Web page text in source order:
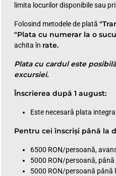
limita locurilor disponibile sau
Folosind metodele de plată
"Plata cu numerar la o
achita în rate.
Plata cu cardul este
excursiei.
Înscrierea după 1 august:
Este necesară plata
Pentru cei înscriși până la
6500 RON/persoană,
5000 RON/persoană, până
5000 RON/persoană până